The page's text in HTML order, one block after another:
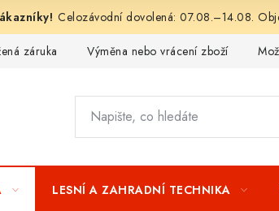
Celozávodní dovolená: 07.08.–14.08.
záruka Výměna nebo vrácení zboží
LESNÍ A ZAHRADNÍ TECHNIKA